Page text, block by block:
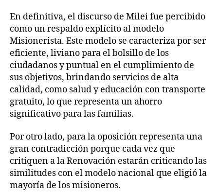
En definitiva, el discurso de Milei fue percibido
como un respaldo explícito al modelo
Misionerista. Este modelo se caracteriza por ser
eficiente, liviano para el bolsillo de los
ciudadanos y puntual en el cumplimiento de
sus objetivos, brindando servicios de alta
calidad, como salud y educación con transporte
gratuito, lo que representa un ahorro
significativo para las familias.
Por otro lado, para la oposición representa una
gran contradicción porque cada vez que
critiquen a la Renovación estarán criticando las
similitudes con el modelo nacional que eligió la
mayoría de los misioneros.